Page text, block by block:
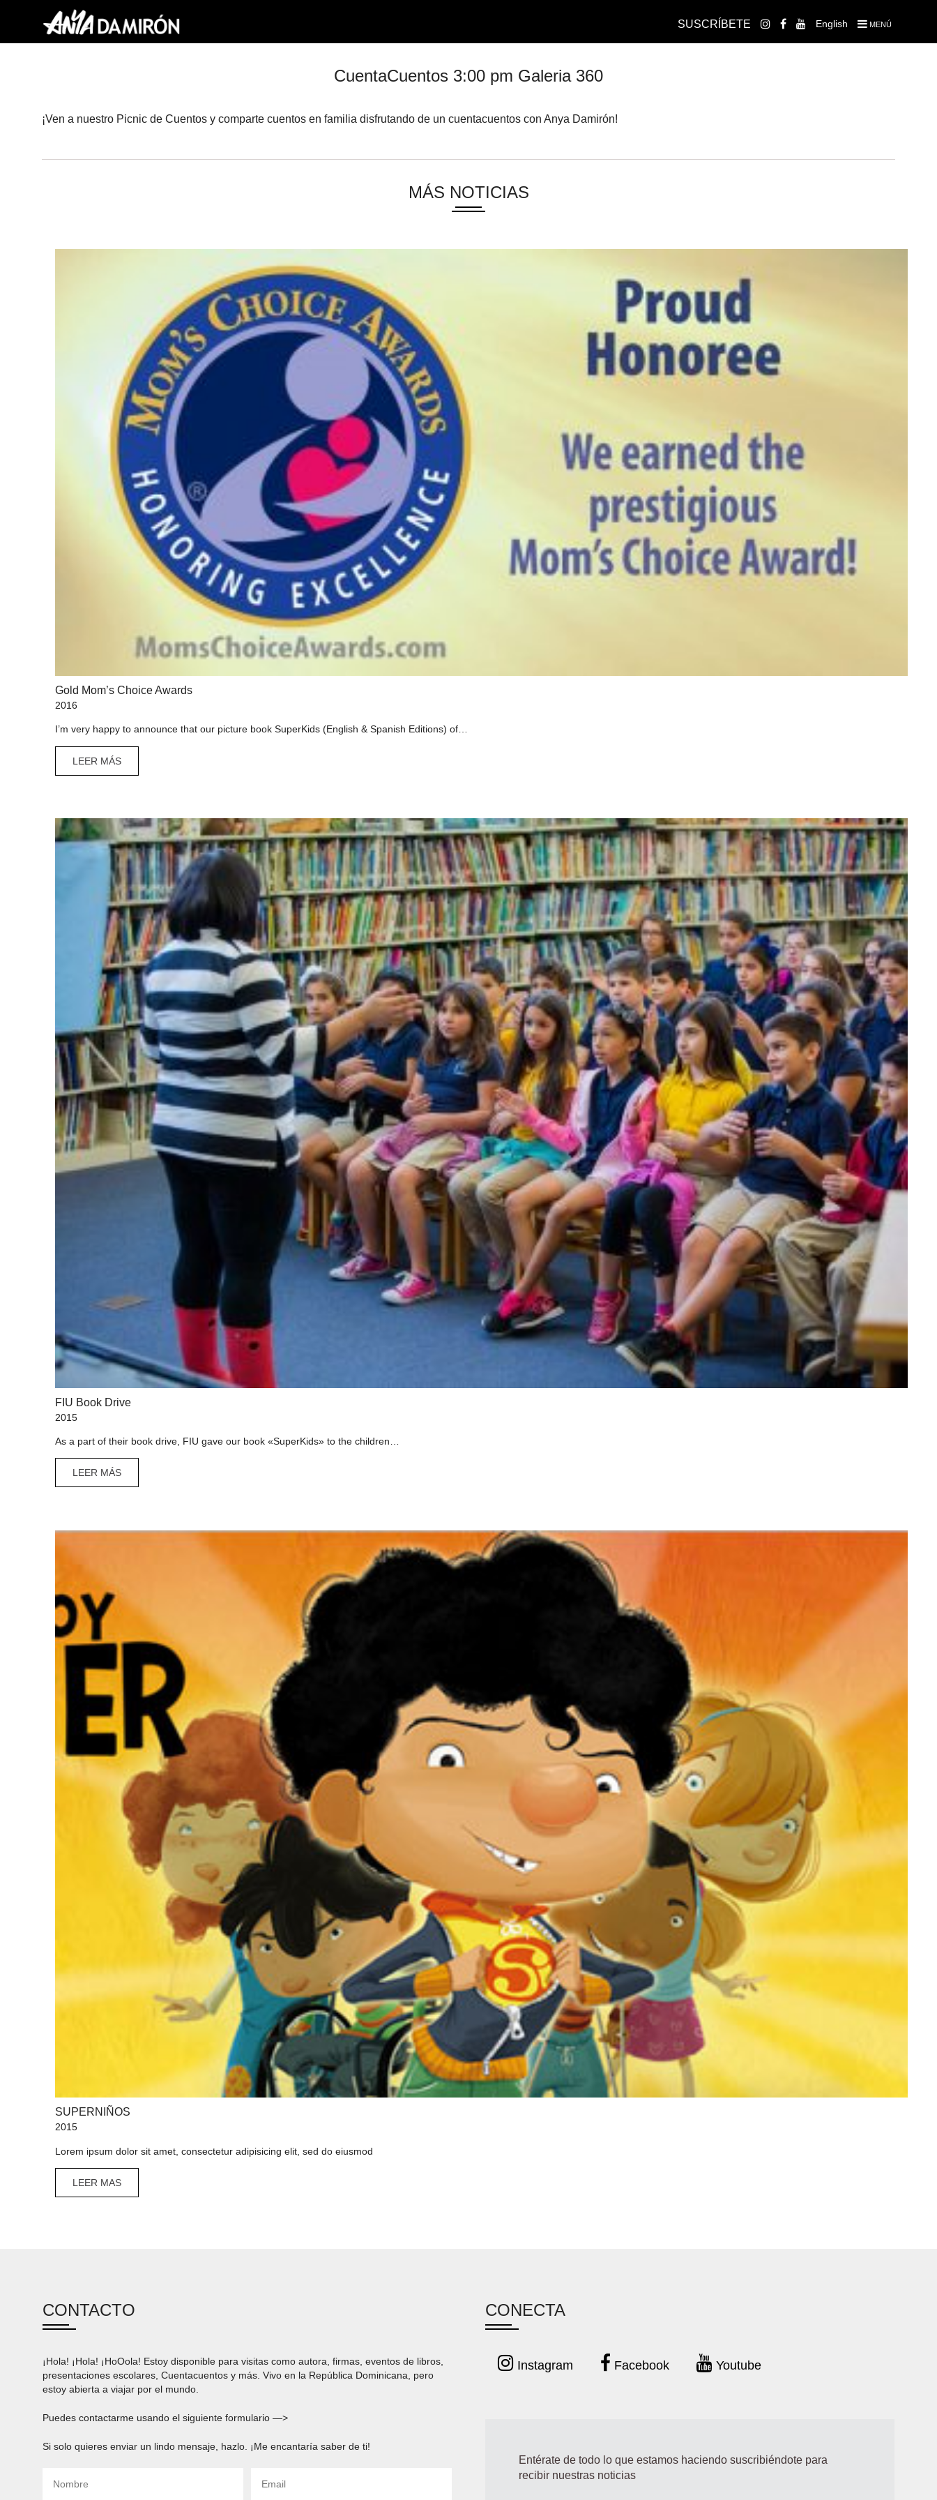
SUSCRÍBETE English MENÚ
CuentaCuentos 3:00 pm Galeria 360
¡Ven a nuestro Picnic de Cuentos y comparte cuentos en familia disfrutando de un cuentacuentos con Anya Damirón!
MÁS NOTICIAS
Gold Mom’s Choice Awards
2016
I’m very happy to announce that our picture book SuperKids (English & Spanish Editions) of…
LEER MÁS
FIU Book Drive
2015
As a part of their book drive, FIU gave our book «SuperKids» to the children…
LEER MÁS
SUPERNIÑOS
2015
Lorem ipsum dolor sit amet, consectetur adipisicing elit, sed do eiusmod
LEER MAS
CONTACTO
¡Hola! ¡Hola! ¡HoOola! Estoy disponible para visitas como autora, firmas, eventos de libros,
presentaciones escolares, Cuentacuentos y más. Vivo en la República Dominicana, pero
estoy abierta a viajar por el mundo.
Puedes contactarme usando el siguiente formulario —>
Si solo quieres enviar un lindo mensaje, hazlo. ¡Me encantaría saber de ti!
CONECTA
Instagram Facebook Youtube
Entérate de todo lo que estamos haciendo suscribiéndote para
recibir nuestras noticias